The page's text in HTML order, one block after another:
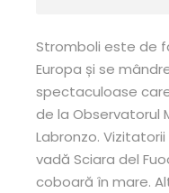
Stromboli este de
Europa și se
spectaculoase
de la Observatorul
Labronzo.
vadă Sciara del
coboară în mare.